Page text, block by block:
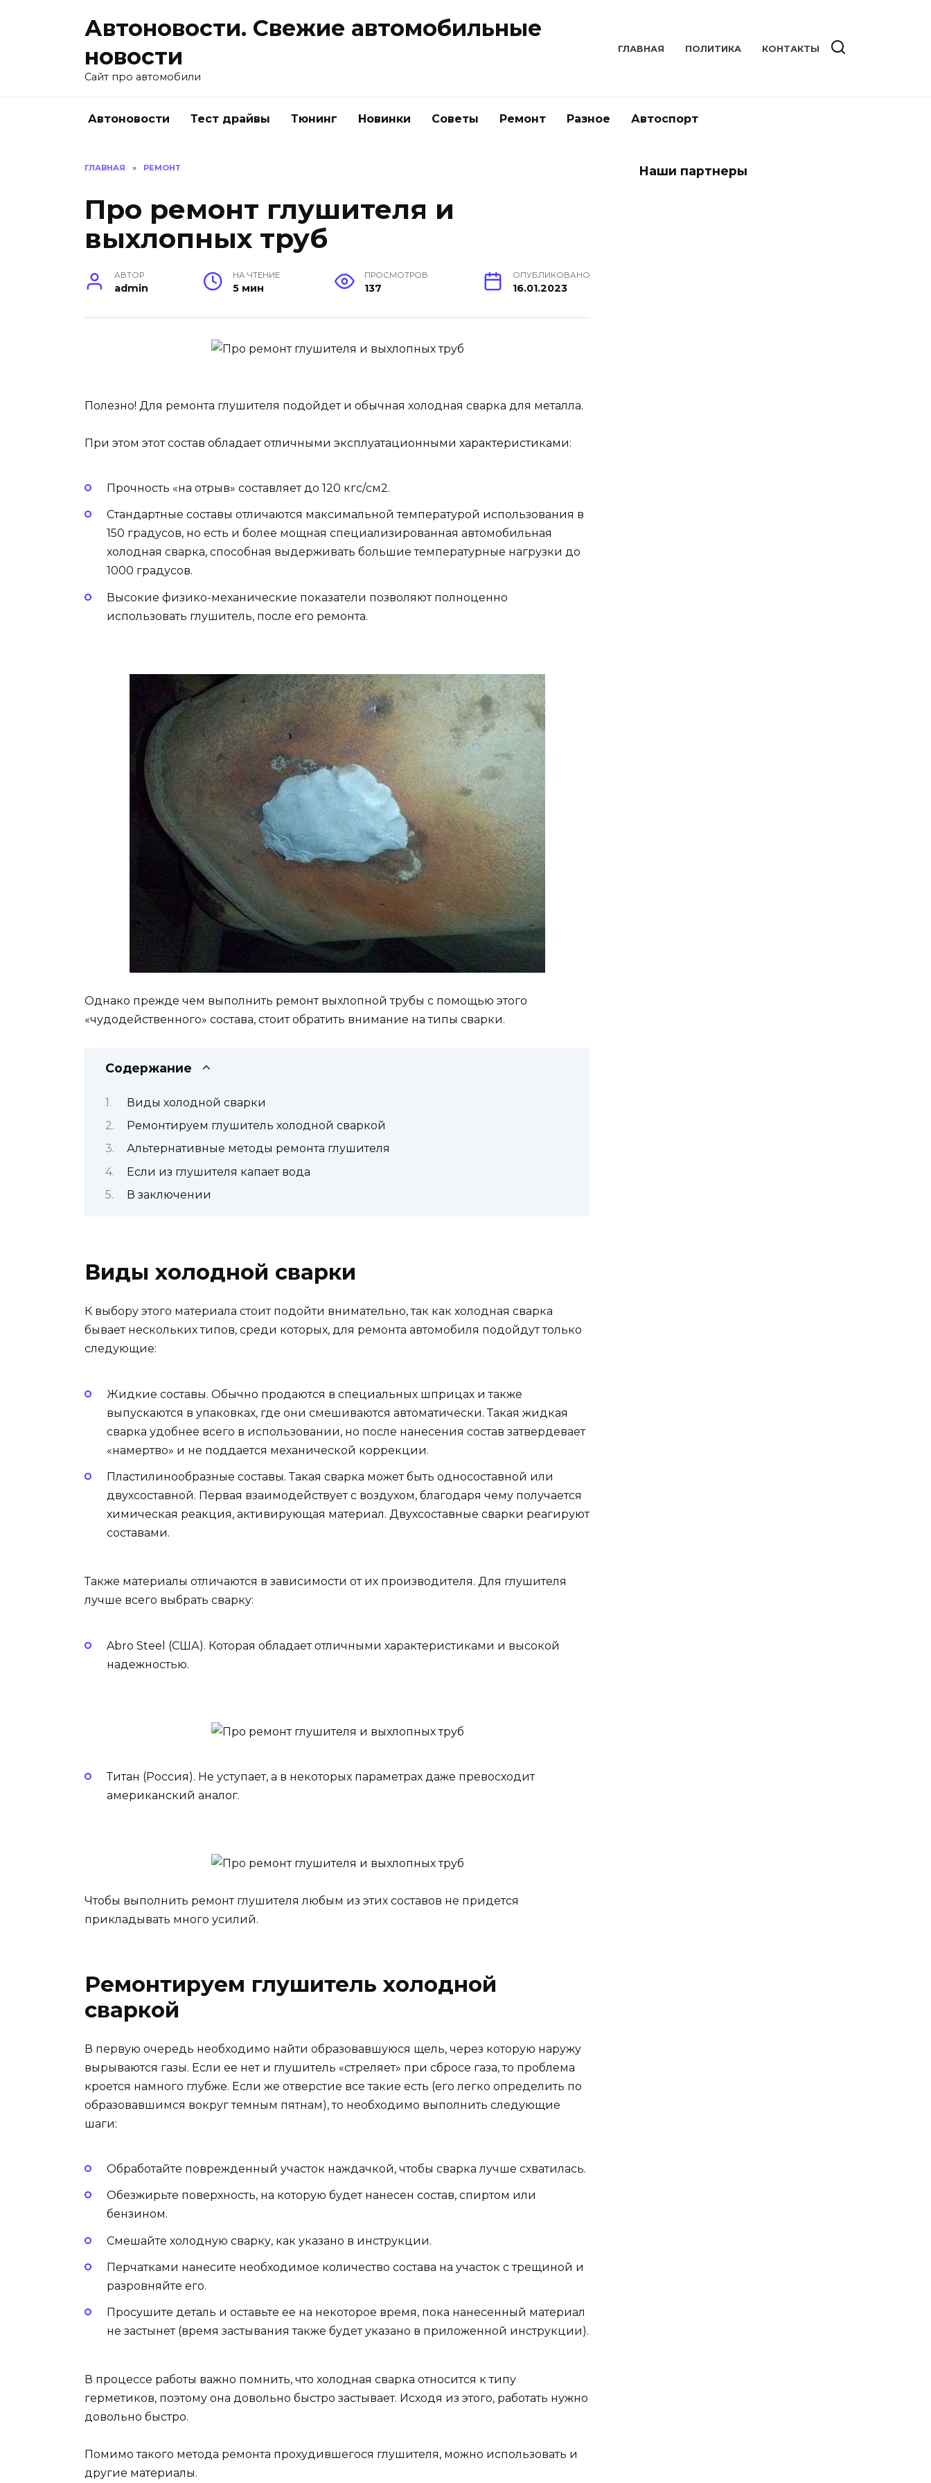
Автоновости. Свежие автомобильные
новости
Сайт про автомобили
ГЛАВНАЯ ПОЛИТИКА КОНТАКТЫ
Автоновости Тест драйвы Тюнинг Новинки Советы Ремонт Разное Автоспорт
ГЛАВНАЯ » РЕМОНТ
Про ремонт глушителя и
выхлопных труб
АВТОР
admin
НА ЧТЕНИЕ
5 мин
ПРОСМОТРОВ
137
ОПУБЛИКОВАНО
16.01.2023
Полезно! Для ремонта глушителя подойдет и обычная холодная сварка для металла.
При этом этот состав обладает отличными эксплуатационными характеристиками:
Прочность «на отрыв» составляет до 120 кгс/см2.
Стандартные составы отличаются максимальной температурой использования в
150 градусов, но есть и более мощная специализированная автомобильная
холодная сварка, способная выдерживать большие температурные нагрузки до
1000 градусов.
Высокие физико-механические показатели позволяют полноценно
использовать глушитель, после его ремонта.
Однако прежде чем выполнить ремонт выхлопной трубы с помощью этого
«чудодейственного» состава, стоит обратить внимание на типы сварки.
Содержание
Виды холодной сварки
Ремонтируем глушитель холодной сваркой
Альтернативные методы ремонта глушителя
Если из глушителя капает вода
В заключении
Виды холодной сварки
К выбору этого материала стоит подойти внимательно, так как холодная сварка
бывает нескольких типов, среди которых, для ремонта автомобиля подойдут только
следующие:
Жидкие составы. Обычно продаются в специальных шприцах и также
выпускаются в упаковках, где они смешиваются автоматически. Такая жидкая
сварка удобнее всего в использовании, но после нанесения состав затвердевает
«намертво» и не поддается механической коррекции.
Пластилинообразные составы. Такая сварка может быть односоставной или
двухсоставной. Первая взаимодействует с воздухом, благодаря чему получается
химическая реакция, активирующая материал. Двухсоставные сварки реагируют
составами.
Также материалы отличаются в зависимости от их производителя. Для глушителя
лучше всего выбрать сварку:
Abro Steel (США). Которая обладает отличными характеристиками и высокой
надежностью.
Титан (Россия). Не уступает, а в некоторых параметрах даже превосходит
американский аналог.
Чтобы выполнить ремонт глушителя любым из этих составов не придется
прикладывать много усилий.
Ремонтируем глушитель холодной
сваркой
В первую очередь необходимо найти образовавшуюся щель, через которую наружу
вырываются газы. Если ее нет и глушитель «стреляет» при сбросе газа, то проблема
кроется намного глубже. Если же отверстие все такие есть (его легко определить по
образовавшимся вокруг темным пятнам), то необходимо выполнить следующие
шаги:
Обработайте поврежденный участок наждачкой, чтобы сварка лучше схватилась.
Обезжирьте поверхность, на которую будет нанесен состав, спиртом или
бензином.
Смешайте холодную сварку, как указано в инструкции.
Перчатками нанесите необходимое количество состава на участок с трещиной и
разровняйте его.
Просушите деталь и оставьте ее на некоторое время, пока нанесенный материал
не застынет (время застывания также будет указано в приложенной инструкции).
В процессе работы важно помнить, что холодная сварка относится к типу
герметиков, поэтому она довольно быстро застывает. Исходя из этого, работать нужно
довольно быстро.
Помимо такого метода ремонта прохудившегося глушителя, можно использовать и
другие материалы.
Наши партнеры